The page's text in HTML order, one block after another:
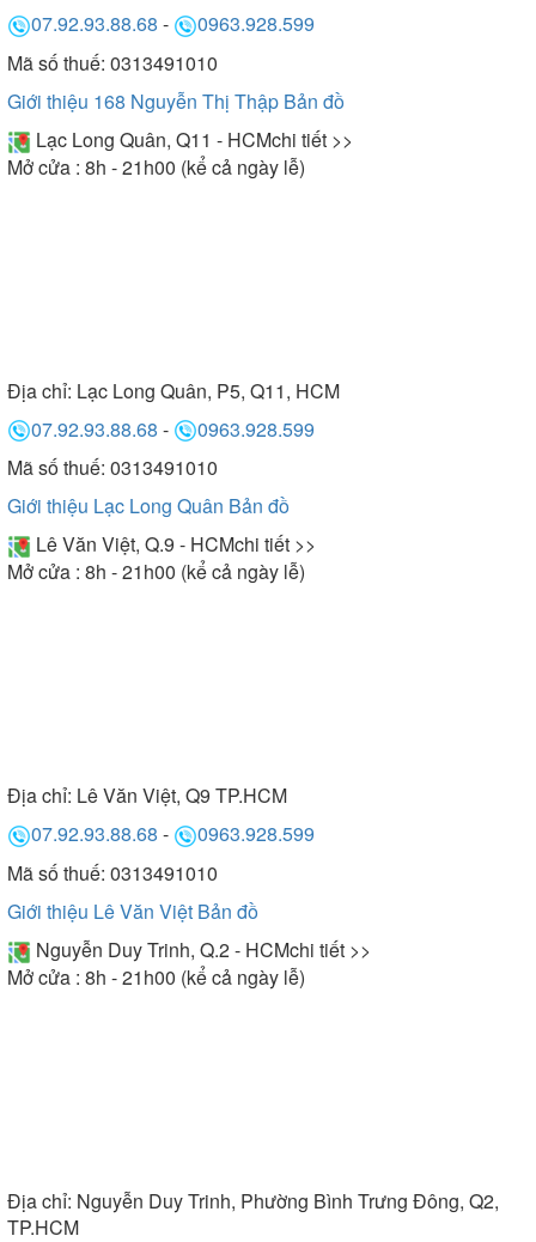
07.92.93.88.68 -
0963.928.599
Mã số thuế: 0313491010
Giới thiệu 168 Nguyễn Thị Thập Bản đồ
Lạc Long Quân, Q11 - HCMchi tiết >>
Mở cửa : 8h - 21h00 (kể cả ngày lễ)
Địa chỉ: Lạc Long Quân, P5, Q11, HCM
07.92.93.88.68 -
0963.928.599
Mã số thuế: 0313491010
Giới thiệu Lạc Long Quân Bản đồ
Lê Văn Việt, Q.9 - HCMchi tiết >>
Mở cửa : 8h - 21h00 (kể cả ngày lễ)
Địa chỉ: Lê Văn Việt, Q9 TP.HCM
07.92.93.88.68 -
0963.928.599
Mã số thuế: 0313491010
Giới thiệu Lê Văn Việt Bản đồ
Nguyễn Duy Trinh, Q.2 - HCMchi tiết >>
Mở cửa : 8h - 21h00 (kể cả ngày lễ)
Địa chỉ: Nguyễn Duy Trinh, Phường Bình Trưng Đông, Q2,
TP.HCM